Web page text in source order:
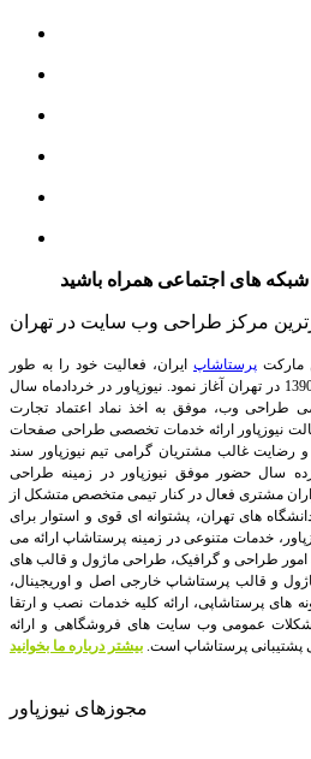
مرکز طراحی وب سایت در تهران
مارکت پرستاشاپ ایران، فعالیت خود را به طور
رسمی در زمینه پرستاشاپ از سال 1390 در تهران آغاز نمود. نیوزپاور در خردادماه سال
طراحی وب، موفق به اخذ نماد اعتماد تجارت
نیوزپاور ارائه خدمات تخصصی طراحی صفحات
رضایت غالب مشتریان گرامی تیم نیوزپاور سند
سال حضور موفق نیوزپاور در زمینه طراحی
مشتری فعال در کنار تیمی متخصص متشکل از
های تهران، پشتوانه ای قوی و استوار برای
خدمات متنوعی در زمینه پرستاشاپ ارائه می
امور طراحی و گرافیک، طراحی ماژول و قالب های
و قالب پرستاشاپ خارجی اصل و اوریجینال،
های پرستاشاپی، ارائه کلیه خدمات نصب و ارتقا
عمومی وب سایت های فروشگاهی و ارائه
پرستاشاپ است. بیشتر درباره ما بخوانید
مجوزهای نیوزپاور